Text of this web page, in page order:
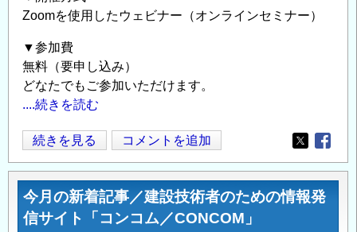
Zoomを使用したウェビナー（オンラインセミナー）
▼参加費
無料（要申し込み）
どなたでもご参加いただけます。
....続きを読む
オ
ン
ラ
イ
ン
続きを見る コメントを追加
Opens in
今月の新着記事／建設技術者のための情報発
信サイト「コンコム／CONCOM」